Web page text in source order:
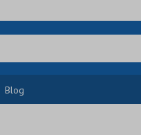
Blog